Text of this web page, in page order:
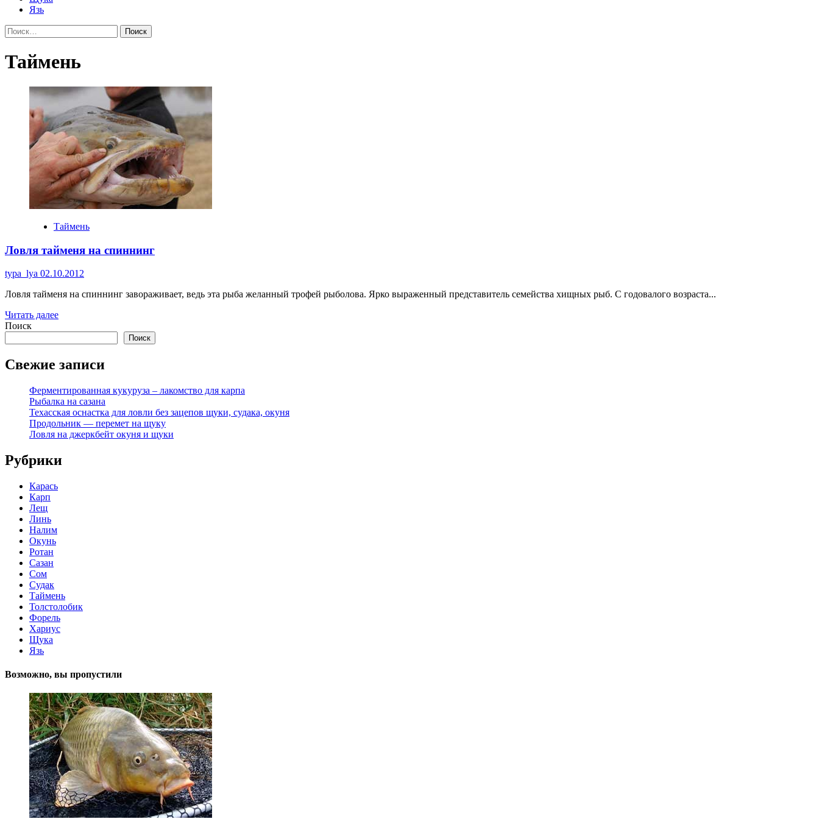
Язь
Найти:
Таймень
Таймень
Ловля тайменя на спиннинг
typa_lya 02.10.2012
Ловля тайменя на спиннинг завораживает, ведь эта рыба желанный трофей рыболова. Ярко выраженный представитель семейства хищных рыб. С годовалого возраста...
Читать далее
Поиск
Поиск
Свежие записи
Ферментированная кукуруза – лакомство для карпа
Рыбалка на сазана
Техасская оснастка для ловли без зацепов щуки, судака, окуня
Продольник — перемет на щуку
Ловля на джеркбейт окуня и щуки
Рубрики
Карась
Карп
Лещ
Линь
Налим
Окунь
Ротан
Сазан
Сом
Судак
Таймень
Толстолобик
Форель
Хариус
Щука
Язь
Возможно, вы пропустили